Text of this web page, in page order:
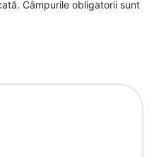
Câmpurile obligatorii sunt